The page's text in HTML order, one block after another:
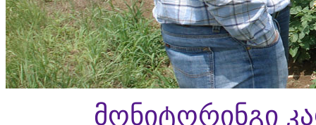
მონიტორინგი